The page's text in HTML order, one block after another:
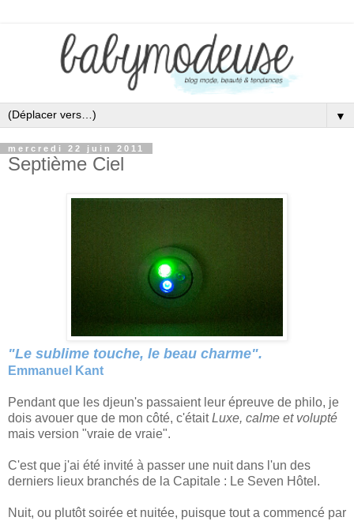
▼
mercredi 22 juin 2011
Septième Ciel
"Le sublime touche, le beau charme".
Emmanuel Kant
Pendant que les djeun's passaient leur épreuve de philo, je
dois avouer que de mon côté, c'étaitLuxe, calme et volupté
mais version "vraie de vraie".
C'est que j'ai été invité à passer une nuit dans l'un des
derniers lieux branchés de la Capitale : Le Seven Hôtel.
Nuit, ou plutôt soirée et nuitée, puisque tout a commencé par